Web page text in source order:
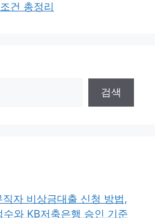
건 총정리
검색
자 비상금대출 신청 방법,
수와 KB저축은행 승인 기준